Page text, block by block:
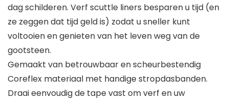
dag schilderen. Verf scuttle liners besparen u tijd (en
ze zeggen dat tijd geld is) zodat u sneller kunt
voltooien en genieten van het leven weg van de
gootsteen.
Gemaakt van betrouwbaar en scheurbestendig
Coreflex materiaal met handige stropdasbanden.
Draai eenvoudig de tape vast om verf en uw